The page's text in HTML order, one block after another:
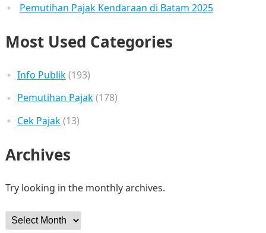
Pemutihan Pajak Kendaraan di Batam 2025
Most Used Categories
Info Publik(193)
Pemutihan Pajak(178)
Cek Pajak(13)
Archives
Try looking in the monthly archives.
Archives